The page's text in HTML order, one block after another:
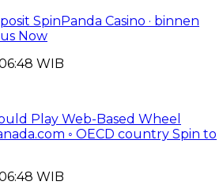
SpinPanda Casino · binnen
Now
WIB
Play Web-Based Wheel
◦ OECD country Spin to
WIB